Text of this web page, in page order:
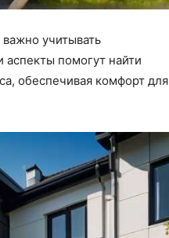
учитывать
помогут найти
обеспечивая комфорт для